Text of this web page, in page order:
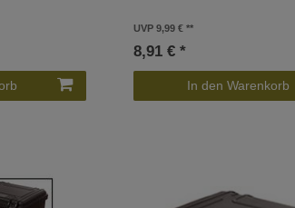
UVP 9,99 €
8,91 € *
In den Warenkorb